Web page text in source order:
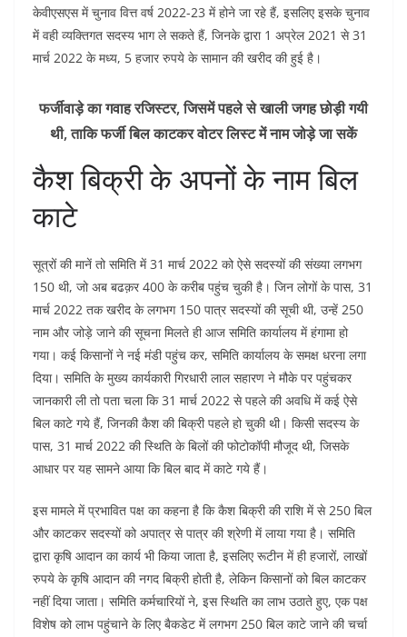
केवीएसएस में चुनाव वित्त वर्ष 2022-23 में होने जा रहे हैं, इसलिए इसके चुनाव
में वही व्यक्तिगत सदस्य भाग ले सकते हैं, जिनके द्वारा 1 अप्रेल 2021 से 31
मार्च 2022 के मध्य, 5 हजार रुपये के सामान की खरीद की हुई है।
फर्जीवाड़े का गवाह रजिस्टर, जिसमें पहले से खाली जगह छोड़ी गयी
थी, ताकि फर्जी बिल काटकर वोटर लिस्ट में नाम जोड़े जा सकें
कैश बिक्री के अपनों के नाम बिल
काटे
सूत्रों की मानें तो समिति में 31 मार्च 2022 को ऐसे सदस्यों की संख्या लगभग
150 थी, जो अब बढक़र 400 के करीब पहुंच चुकी है। जिन लोगों के पास, 31
मार्च 2022 तक खरीद के लगभग 150 पात्र सदस्यों की सूची थी, उन्हें 250
नाम और जोड़े जाने की सूचना मिलते ही आज समिति कार्यालय में हंगामा हो
गया। कई किसानों ने नई मंडी पहुंच कर, समिति कार्यालय के समक्ष धरना लगा
दिया। समिति के मुख्य कार्यकारी गिरधारी लाल सहारण ने मौके पर पहुंचकर
जानकारी ली तो पता चला कि 31 मार्च 2022 से पहले की अवधि में कई ऐसे
बिल काटे गये हैं, जिनकी कैश की बिक्री पहले हो चुकी थी। किसी सदस्य के
पास, 31 मार्च 2022 की स्थिति के बिलों की फोटोकॉपी मौजूद थी, जिसके
आधार पर यह सामने आया कि बिल बाद में काटे गये हैं।
इस मामले में प्रभावित पक्ष का कहना है कि कैश बिक्री की राशि में से 250 बिल
और काटकर सदस्यों को अपात्र से पात्र की श्रेणी में लाया गया है। समिति
द्वारा कृषि आदान का कार्य भी किया जाता है, इसलिए रूटीन में ही हजारों, लाखों
रुपये के कृषि आदान की नगद बिक्री होती है, लेकिन किसानों को बिल काटकर
नहीं दिया जाता। समिति कर्मचारियों ने, इस स्थिति का लाभ उठाते हुए, एक पक्ष
विशेष को लाभ पहुंचाने के लिए बैकडेट में लगभग 250 बिल काटे जाने की चर्चा